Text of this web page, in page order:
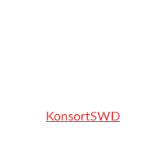
KonsortSWD